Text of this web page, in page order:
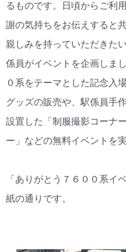
るものです。日頃からご利
謝の気持ちをお伝えすると
親しみを持っていただきた
係員がイベントを企画しま
０系をテーマとした記念入
グッズの販売や、駅係員手
設置した「制服撮影コーナ
ー」などの無料イベントを
「ありがとう７６００系イ
紙の通りです。